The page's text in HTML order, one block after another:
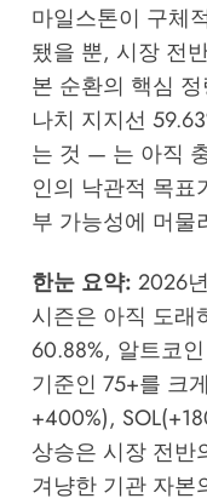
마일스톤이 구체
됐을 뿐, 시장 전
본 순환의 핵심
나치 지지선
는 것 — 는 아직
인의 낙관적 목표
부 가능성에 머물
한눈 요약: 2026
시즌은 아직 도래
60.88%, 알트코
기준인 75+를 크
+400%),
상승은 시장 전반
겨냥한 기관 자본